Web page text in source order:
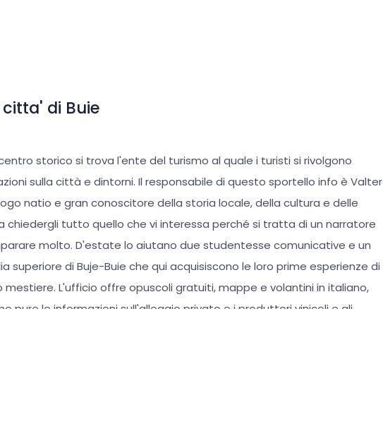
di Buie
storico si trova l'ente del turismo al quale i turisti si rivolgono
sulla città e dintorni. Il responsabile di questo sportello info è Valter
natio e gran conoscitore della storia locale, della cultura e delle
chiedergli tutto quello che vi interessa perché si tratta di un narratore
molto. D'estate lo aiutano due studentesse comunicative e un
superiore di Buje-Buie che qui acquisiscono le loro prime esperienze di
mestiere. L'ufficio offre opuscoli gratuiti, mappe e volantini in italiano,
pure le informazioni sull'alloggio privato e i produttori vinicoli e gli
si vendono souvenir originali istriani e della città di Buie. Ai ospiti